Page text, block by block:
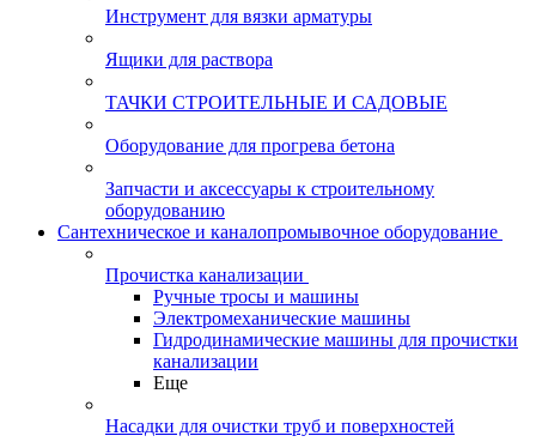
Инструмент для вязки арматуры
Ящики для раствора
ТАЧКИ СТРОИТЕЛЬНЫЕ И САДОВЫЕ
Оборудование для прогрева бетона
Запчасти и аксессуары к строительному
оборудованию
Сантехническое и каналопромывочное оборудование
Прочистка канализации
Ручные тросы и машины
Электромеханические машины
Гидродинамические машины для прочистки
канализации
Еще
Насадки для очистки труб и поверхностей